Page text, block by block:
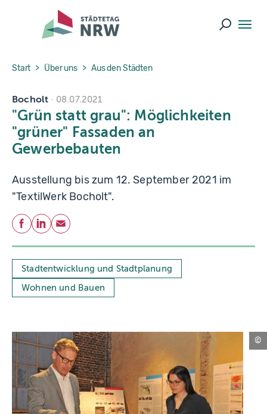
Skip to main navigation
Skip to main content
Skip to page footer
Suche
You are here:
Start Über uns Aus den Städten
Bocholt 08.07.2021
"Grün statt grau": Möglichkeiten
"grüner" Fassaden an
Gewerbebauten
Ausstellung bis zum 12. September 2021 im
"TextilWerk Bocholt".
Teilen
Facebook
LinkedIn
E-Mail
Stadtentwicklung und Stadtplanung
Wohnen und Bauen